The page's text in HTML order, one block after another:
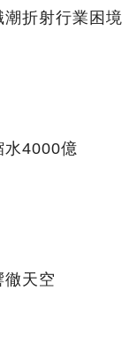
折射行業困境
水4000億
天空